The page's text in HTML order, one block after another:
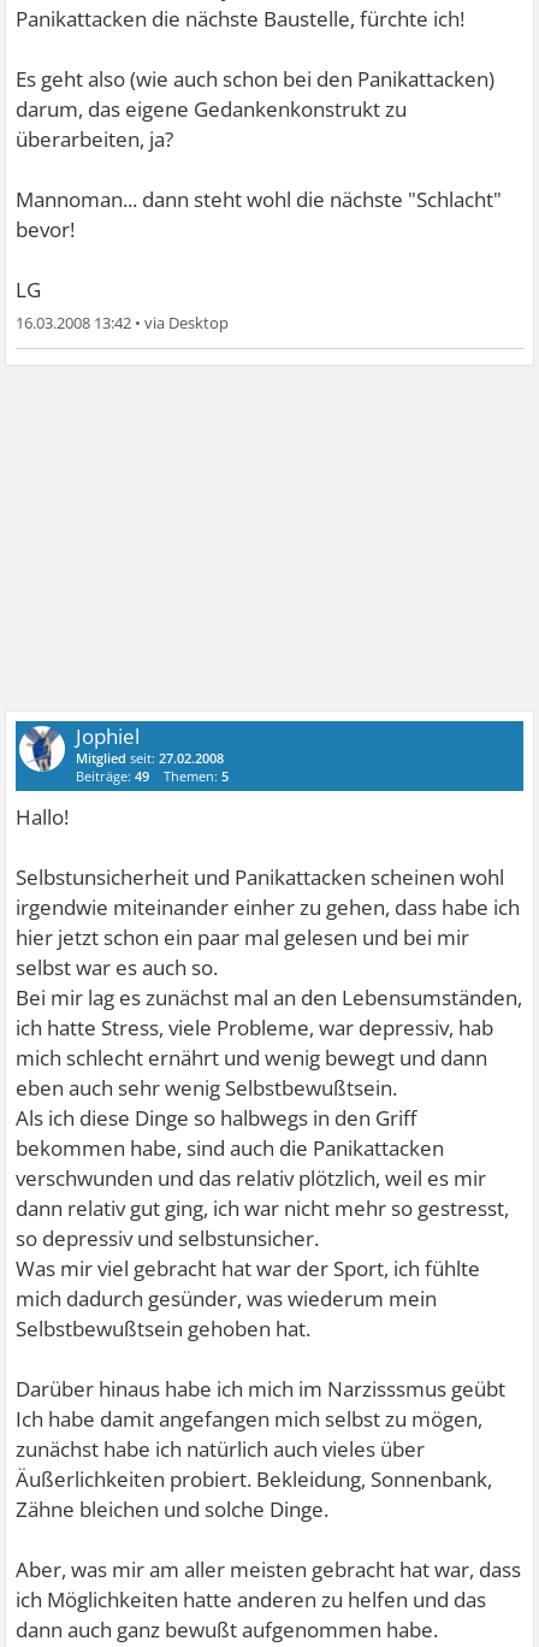
Panikattacken die nächste Baustelle, fürchte ich!
Es geht also (wie auch schon bei den Panikattacken)
darum, das eigene Gedankenkonstrukt zu
überarbeiten, ja?
Mannoman... dann steht wohl die nächste "Schlacht"
bevor!
LG
16.03.2008 13:42 •
Jophiel
Mitglied seit:27.02.2008
Beiträge:49 Themen:5
Hallo!
Selbstunsicherheit und Panikattacken scheinen wohl
irgendwie miteinander einher zu gehen, dass habe ich
hier jetzt schon ein paar mal gelesen und bei mir
selbst war es auch so.
Bei mir lag es zunächst mal an den Lebensumständen,
ich hatte Stress, viele Probleme, war depressiv, hab
mich schlecht ernährt und wenig bewegt und dann
eben auch sehr wenig Selbstbewußtsein.
Als ich diese Dinge so halbwegs in den Griff
bekommen habe, sind auch die Panikattacken
verschwunden und das relativ plötzlich, weil es mir
dann relativ gut ging, ich war nicht mehr so gestresst,
so depressiv und selbstunsicher.
Was mir viel gebracht hat war der Sport, ich fühlte
mich dadurch gesünder, was wiederum mein
Selbstbewußtsein gehoben hat.
Darüber hinaus habe ich mich im Narzisssmus geübt
Ich habe damit angefangen mich selbst zu mögen,
zunächst habe ich natürlich auch vieles über
Äußerlichkeiten probiert. Bekleidung, Sonnenbank,
Zähne bleichen und solche Dinge.
Aber, was mir am aller meisten gebracht hat war, dass
ich Möglichkeiten hatte anderen zu helfen und das
dann auch ganz bewußt aufgenommen habe.